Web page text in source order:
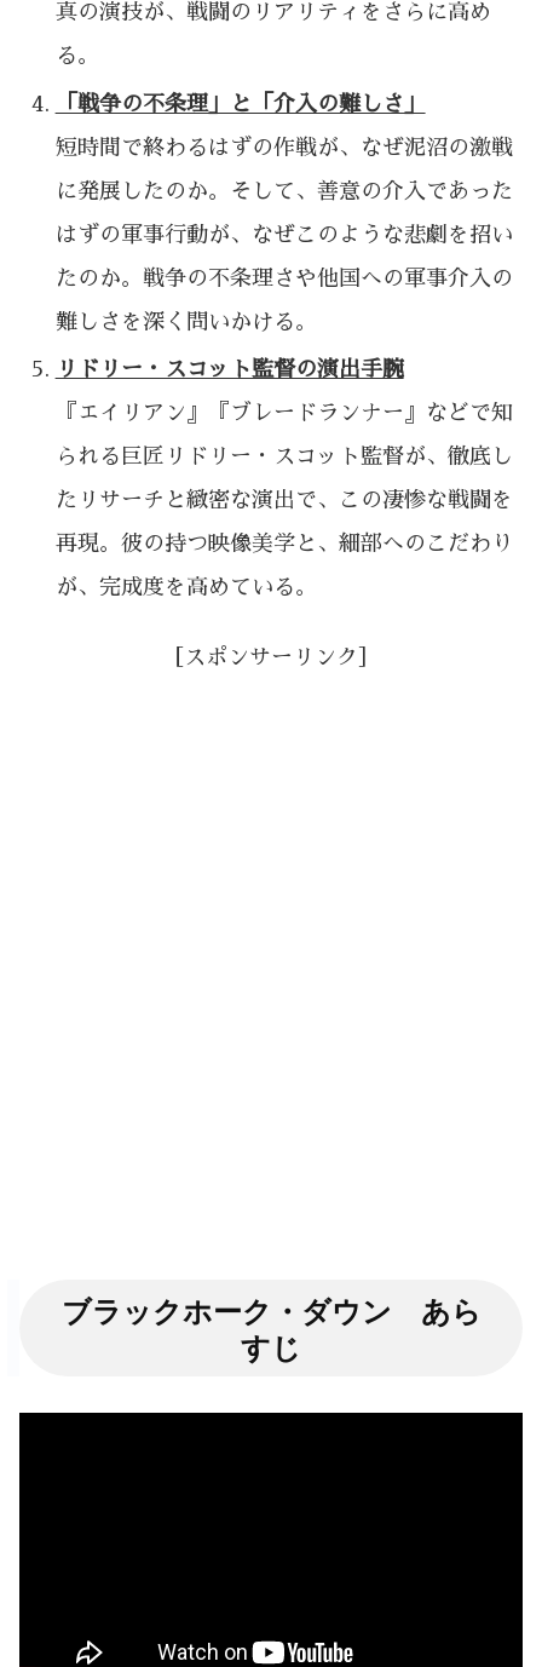
真の演技が、戦闘のリアリティをさらに高め
る。
「戦争の不条理」と「介入の難しさ」
短時間で終わるはずの作戦が、なぜ泥沼の激戦
に発展したのか。そして、善意の介入であった
はずの軍事行動が、なぜこのような悲劇を招い
たのか。戦争の不条理さや他国への軍事介入の
難しさを深く問いかける。
リドリー・スコット監督の演出手腕
『エイリアン』『ブレードランナー』などで知
られる巨匠リドリー・スコット監督が、徹底し
たリサーチと緻密な演出で、この凄惨な戦闘を
再現。彼の持つ映像美学と、細部へのこだわり
が、完成度を高めている。
［スポンサーリンク］
ブラックホーク・ダウン あら
すじ